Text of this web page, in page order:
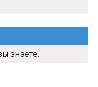
знаете.